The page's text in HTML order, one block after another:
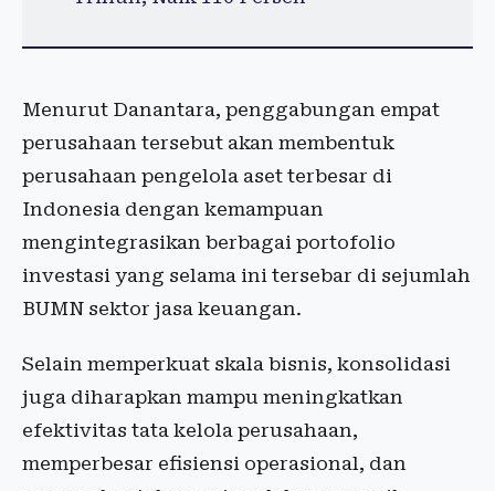
Menurut Danantara, penggabungan empat
perusahaan tersebut akan membentuk
perusahaan pengelola aset terbesar di
Indonesia dengan kemampuan
mengintegrasikan berbagai portofolio
investasi yang selama ini tersebar di sejumlah
BUMN sektor jasa keuangan.
Selain memperkuat skala bisnis, konsolidasi
juga diharapkan mampu meningkatkan
efektivitas tata kelola perusahaan,
memperbesar efisiensi operasional, dan